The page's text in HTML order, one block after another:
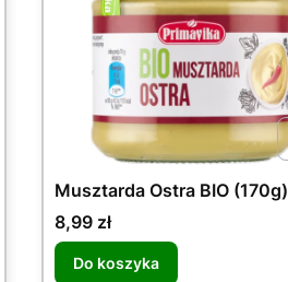
Musztarda Ostra BIO (170g)
Cena
8,99 zł
Do koszyka